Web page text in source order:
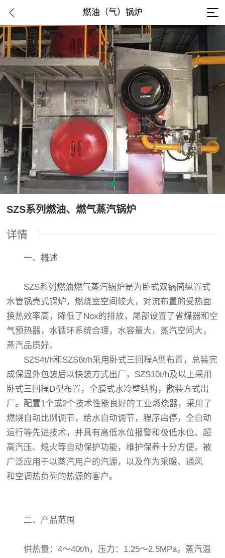
燃油（气）锅炉
SZS系列燃油、燃气蒸汽锅炉
详情
一、概述
SZS系列燃油燃气蒸汽锅炉是为卧式双锅筒纵置式
水管锅壳式锅炉，燃烧室空间较大，对流布置的受热面
换热效率高，降低了Nox的排放，尾部设置了省煤器和空
气预热器，水循环系统合理，水容量大，蒸汽空间大，
蒸汽品质好。
SZS4t/h和SZS6t/h采用卧式三回程A型布置，总装完
成保温外包装后以快装方式出厂，SZS10t/h及以上采用
卧式三回程D型布置，全膜式水冷壁结构，散装方式出
厂。配置1个或2个技术性能良好的工业燃烧器，采用了
燃烧自动比例调节，给水自动调节，程序启停，全自动
运行等先进技术，并具有高低水位报警和极低水位、超
高汽压、熄火等自动保护功能，维护保养十分方便。被
广泛应用于以蒸汽用户的汽源，以及作为采暖、通风
和空调热负荷的热源的客户。
二、产品范围
供热量：4～40t/h，压力：1.25～2.5MPa，蒸汽温